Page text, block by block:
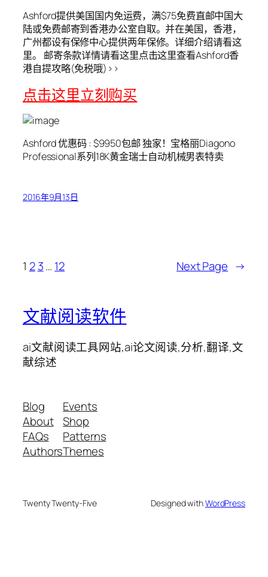
Ashford提供美国国内免运费，满$75免费直邮中国大
陆或免费邮寄到香港办公室自取。并在美国，香港，
广州都设有保修中心提供两年保修。详细介绍请看这
里。 邮寄条款详情请看这里点击这里查看Ashford香
港自提攻略(免税哦)>>
点击这里立刻购买
Ashford 优惠码 : $9950包邮 独家！宝格丽Diagono
Professional系列18K黄金瑞士自动机械男表特卖
2016年9月13日
1 2 3… 12 Next Page →
文献阅读软件
ai文献阅读工具网站,ai论文阅读,分析,翻译,文
献综述
Blog
About
FAQs
Authors
Events
Shop
Patterns
Themes
Twenty Twenty-Five Designed withWordPress